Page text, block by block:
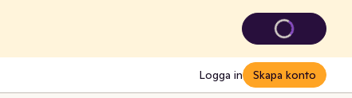
Logga in Skapa konto